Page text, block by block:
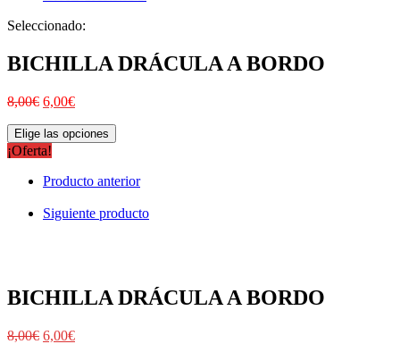
Seleccionado:
BICHILLA DRÁCULA A BORDO
8,00€ 6,00€
Elige las opciones
¡Oferta!
Producto anterior
Siguiente producto
BICHILLA DRÁCULA A BORDO
8,00€ 6,00€